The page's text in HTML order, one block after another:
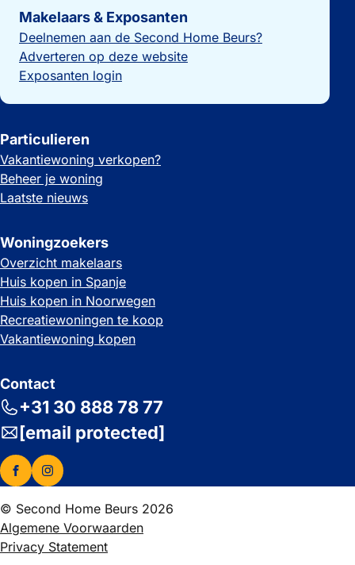
Makelaars & Exposanten
Deelnemen aan de Second Home Beurs?
Adverteren op deze website
Exposanten login
Particulieren
Vakantiewoning verkopen?
Beheer je woning
Laatste nieuws
Woningzoekers
Overzicht makelaars
Huis kopen in Spanje
Huis kopen in Noorwegen
Recreatiewoningen te koop
Vakantiewoning kopen
Contact
+31 30 888 78 77
[email protected]
© Second Home Beurs 2026
Algemene Voorwaarden
Privacy Statement